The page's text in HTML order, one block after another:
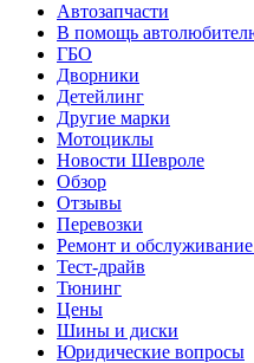
Автозапчасти
В помощь
ГБО
Дворники
Детейлинг
Другие марки
Мотоциклы
Новости Шевроле
Обзор
Отзывы
Перевозки
Ремонт и обслуживание
Тест-драйв
Тюнинг
Цены
Шины и диски
Юридические вопросы